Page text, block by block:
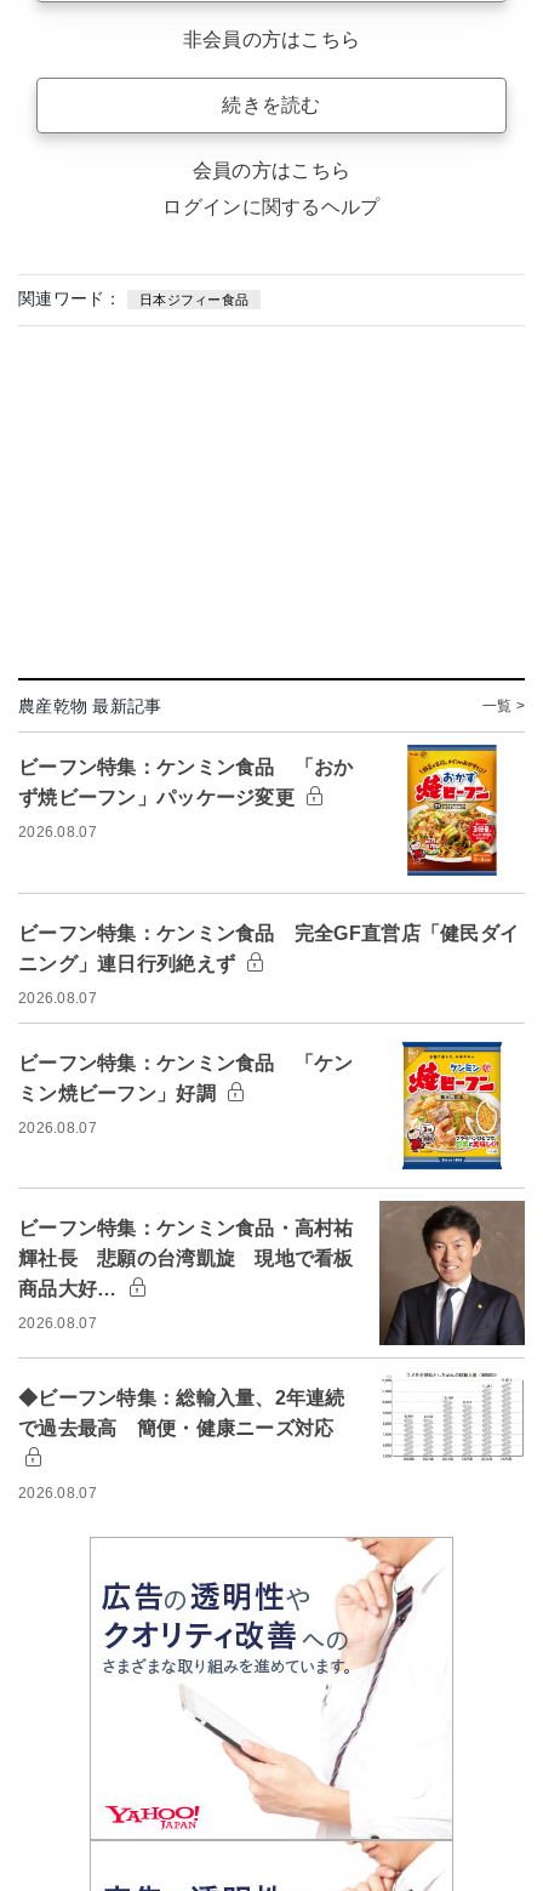
非会員の方はこちら
続きを読む
会員の方はこちら
ログインに関するヘルプ
関連ワード： 日本ジフィー食品
農産乾物 最新記事 一覧 >
ビーフン特集：ケンミン食品 「おか
ず焼ビーフン」パッケージ変更
2026.08.07
ビーフン特集：ケンミン食品 完全GF直営店「健民ダイ
ニング」連日行列絶えず
2026.08.07
ビーフン特集：ケンミン食品 「ケン
ミン焼ビーフン」好調
2026.08.07
ビーフン特集：ケンミン食品・高村祐
輝社長 悲願の台湾凱旋 現地で看板
商品大好…
2026.08.07
◆ビーフン特集：総輸入量、2年連続
で過去最高 簡便・健康ニーズ対応
2026.08.07